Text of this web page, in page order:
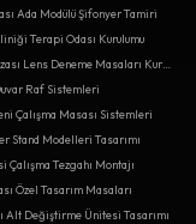
Ada Modülü Şifonyer Tamiri
Terapi Odası Kurulumu
Raf Sistemleri
Çalışma Masası Sistemleri
Stand Modelleri Tasarımı
Çalışma Tezgahı Montajı
Özel Tasarım Masaları
Alt Değiştirme Ünitesi Tasarımı